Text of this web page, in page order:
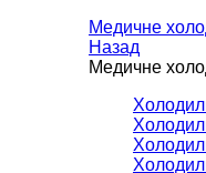
Медичне
Назад
Медичне